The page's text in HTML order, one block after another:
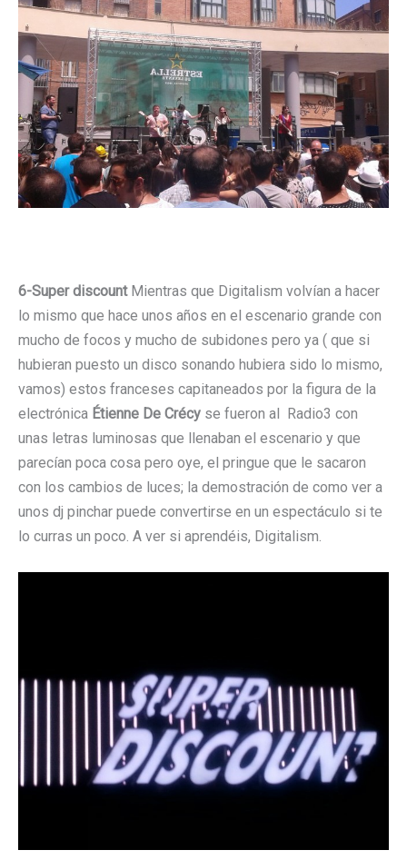
6-Super discountMientras que Digitalism volvían a hacer
lo mismo que hace unos años en el escenario grande con
mucho de focos y mucho de subidones pero ya ( que si
hubieran puesto un disco sonando hubiera sido lo mismo,
vamos) estos franceses capitaneados por la figura de la
electrónica Étienne De Crécy se fueron al Radio3 con
unas letras luminosas que llenaban el escenario y que
parecían poca cosa pero oye, el pringue que le sacaron
con los cambios de luces; la demostración de como ver a
unos dj pinchar puede convertirse en un espectáculo si te
lo curras un poco. A ver si aprendéis, Digitalism.